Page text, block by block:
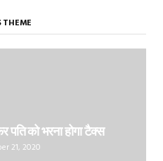
THEME
को भरना होगा टैक्स
21, 2020